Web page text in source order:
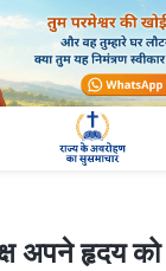
को शांत रखने के बारे में
अपने हृदय